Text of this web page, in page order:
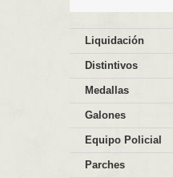
Liquidación
Distintivos
Medallas
Galones
Equipo Policial
Parches